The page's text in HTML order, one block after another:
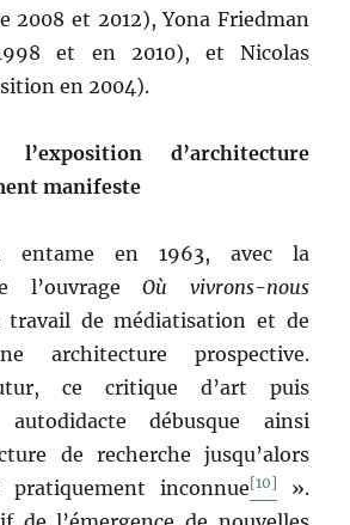
2008 et 2012), Yona Friedman
et en 2010), et Nicolas
en 2004).
d’architecture
manifeste
entame en 1963, avec la
l’ouvrageOù vivrons-nous
travail de médiatisation et de
architecture prospective.
ce critique d’art puis
autodidacte débusque ainsi
de recherche jusqu’alors
pratiquement inconnue[10]
».